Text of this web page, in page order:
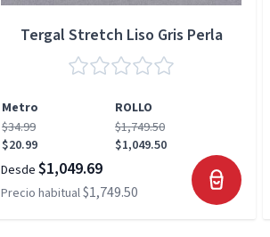
Tergal Stretch Liso Gris Perla
Metro
ROLLO
$34.99
$20.99
$1,749.50
$1,049.50
Desde $1,049.69
Precio habitual$1,749.50